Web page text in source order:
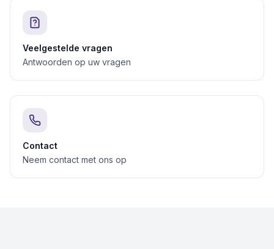
Veelgestelde vragen
Antwoorden op uw vragen
Contact
Neem contact met ons op